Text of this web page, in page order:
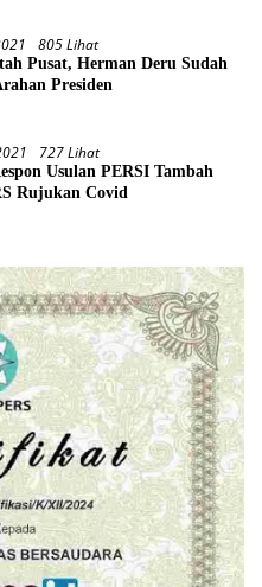
805 Lihat
Pusat, Herman Deru Sudah
Presiden
727 Lihat
Usulan PERSI Tambah
Rujukan Covid